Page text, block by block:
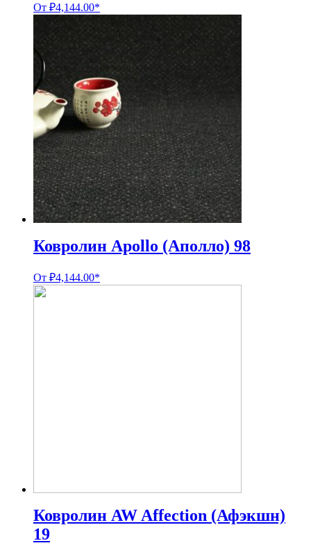
От ₽4,144.00*
Ковролин Apollo (Аполло) 98
От ₽4,144.00*
Ковролин AW Affection (Афэкшн)
19